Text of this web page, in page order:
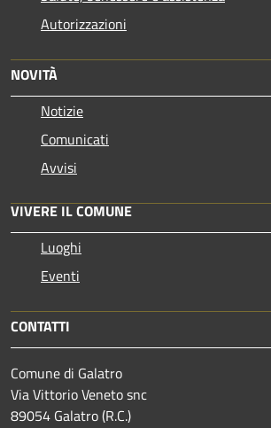
Autorizzazioni
NOVITÀ
Notizie
Comunicati
Avvisi
VIVERE IL COMUNE
Luoghi
Eventi
CONTATTI
Comune di Galatro
Via Vittorio Veneto snc
89054 Galatro (R.C.)